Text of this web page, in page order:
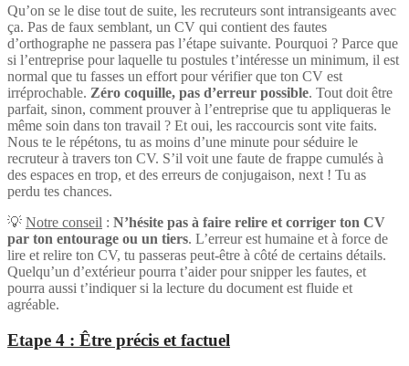
Qu’on se le dise tout de suite, les recruteurs sont intransigeants avec
ça. Pas de faux semblant, un CV qui contient des fautes
d’orthographe ne passera pas l’étape suivante. Pourquoi ? Parce que
si l’entreprise pour laquelle tu postules t’intéresse un minimum, il est
normal que tu fasses un effort pour vérifier que ton CV est
irréprochable. Zéro coquille, pas d’erreur possible. Tout doit être
parfait, sinon, comment prouver à l’entreprise que tu appliqueras le
même soin dans ton travail ? Et oui, les raccourcis sont vite faits.
Nous te le répétons, tu as moins d’une minute pour séduire le
recruteur à travers ton CV. S’il voit une faute de frappe cumulés à
des espaces en trop, et des erreurs de conjugaison, next ! Tu as
perdu tes chances.
💡 Notre conseil : N’hésite pas à faire relire et corriger ton CV
par ton entourage ou un tiers. L’erreur est humaine et à force de
lire et relire ton CV, tu passeras peut-être à côté de certains détails.
Quelqu’un d’extérieur pourra t’aider pour snipper les fautes, et
pourra aussi t’indiquer si la lecture du document est fluide et
agréable.
Etape 4 : Être précis et factuel